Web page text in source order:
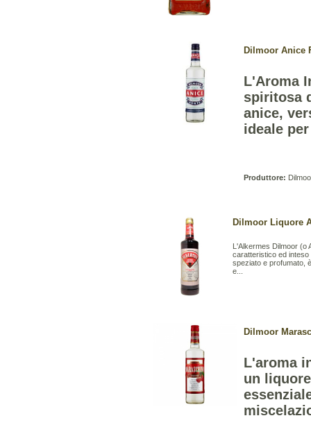
Dilmoor Anice
L'Aroma
spiritosa
anice,
ideale
Produttore:
Dilmoor Liquore
L'Alkermes Dilmoor (o
caratteristico ed
speziato e profumato,
e...
Dilmoor
L'aroma
un